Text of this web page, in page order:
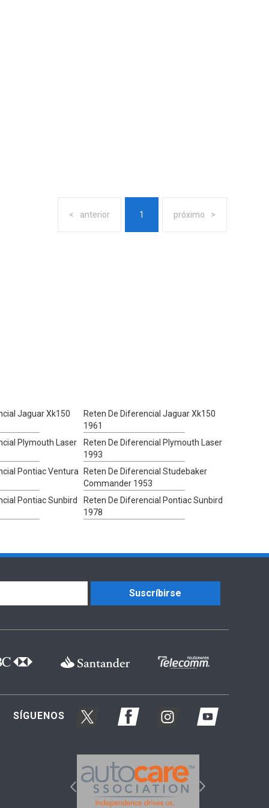
anterior 1 próximo
Jaguar Xk150
Reten De Diferencial Jaguar Xk150
1961
Plymouth Laser
Reten De Diferencial Plymouth Laser
1993
Pontiac Ventura
Reten De Diferencial Studebaker
Commander 1953
Pontiac Sunbird
Reten De Diferencial Pontiac Sunbird
1978
Suscríbirse
SÍGUENOS